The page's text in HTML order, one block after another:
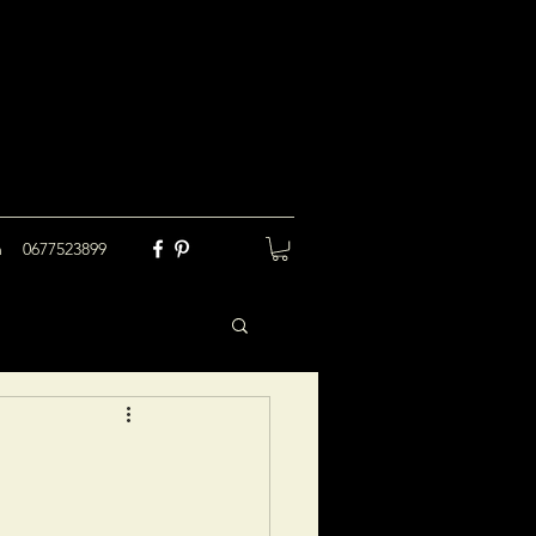
0677523899